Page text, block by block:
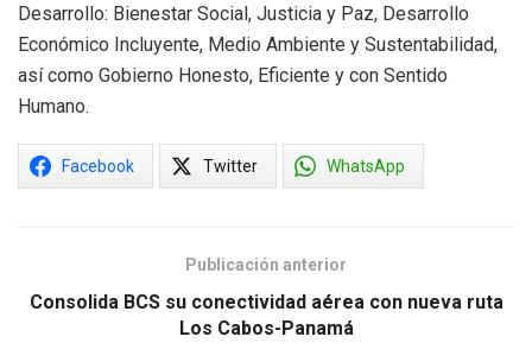
Desarrollo: Bienestar Social, Justicia y Paz, Desarrollo
Económico Incluyente, Medio Ambiente y Sustentabilidad,
así como Gobierno Honesto, Eficiente y con Sentido
Humano.
Facebook Twitter WhatsApp
Publicación anterior
Consolida BCS su conectividad aérea con nueva ruta
Los Cabos-Panamá